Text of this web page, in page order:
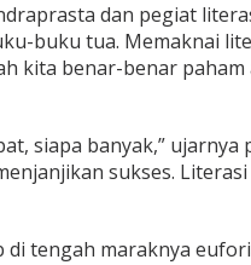
dan pegiat
buku tua. Memaknai
kita benar-benar paham
siapa banyak,” ujarnya
sukses.
di tengah maraknya